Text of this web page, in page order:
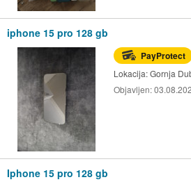
iphone 15 pro 128 gb
PayProtect
Lokacija:Gornja
Objavljen:
Iphone 15 pro 128 gb